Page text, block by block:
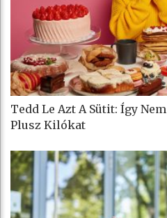
Tedd Le Azt A Sütit: Így
Plusz Kilókat